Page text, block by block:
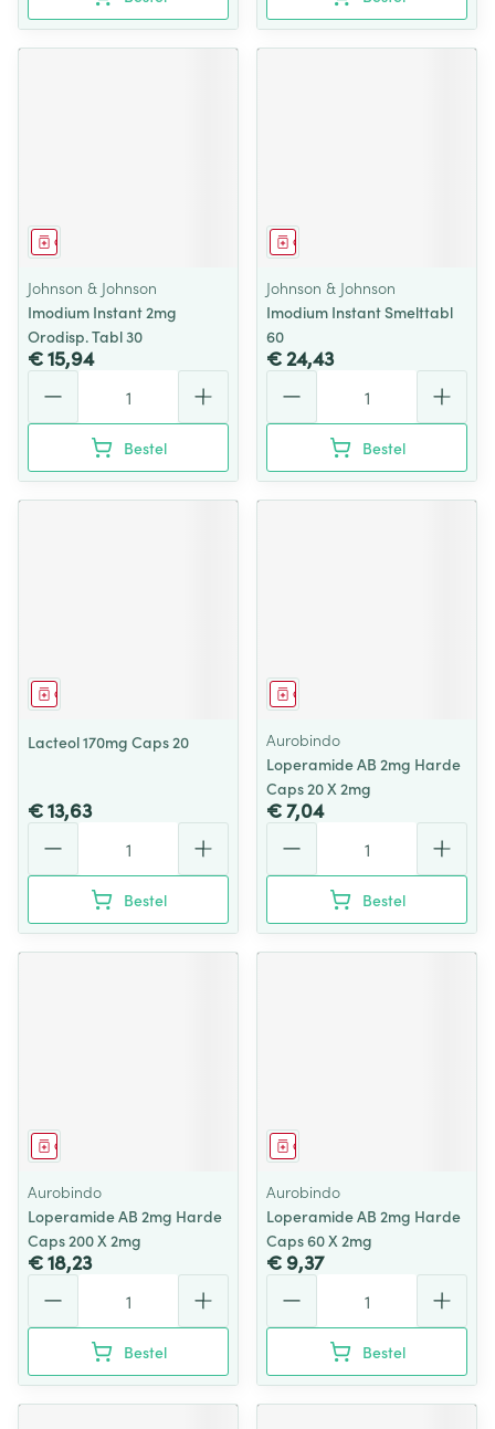
Geneesmiddel
Johnson & Johnson
Imodium Instant 2mg
Orodisp. Tabl 30
€ 15,94
Bestel
Geneesmiddel
Johnson & Johnson
Imodium Instant Smelttabl
60
€ 24,43
Bestel
Geneesmiddel
Lacteol 170mg Caps 20
€ 13,63
Bestel
Geneesmiddel
Aurobindo
Loperamide AB 2mg Harde
Caps 20 X 2mg
€ 7,04
Bestel
Geneesmiddel
Aurobindo
Loperamide AB 2mg Harde
Caps 200 X 2mg
€ 18,23
Bestel
Geneesmiddel
Aurobindo
Loperamide AB 2mg Harde
Caps 60 X 2mg
€ 9,37
Bestel